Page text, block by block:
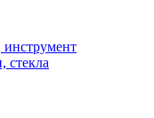
стекла